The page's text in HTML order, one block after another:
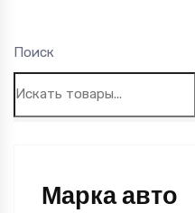
Поиск
Марка авто